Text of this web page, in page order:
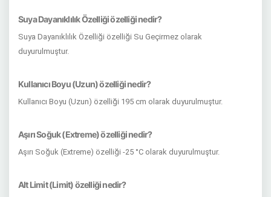
Suya Dayanıklılık Özelliği özelliği nedir?
Suya Dayanıklılık Özelliği özelliği Su Geçirmez olarak
duyurulmuştur.
Kullanıcı Boyu (Uzun) özelliği nedir?
Kullanıcı Boyu (Uzun) özelliği 195 cm olarak duyurulmuştur.
Aşırı Soğuk (Extreme) özelliği nedir?
Aşırı Soğuk (Extreme) özelliği -25 °C olarak duyurulmuştur.
Alt Limit (Limit) özelliği nedir?